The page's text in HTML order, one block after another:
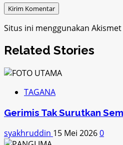
Situs ini menggunakan
Related Stories
TAGANA
Gerimis Tak Surutkan
syakhruddin 15 Mei 20260